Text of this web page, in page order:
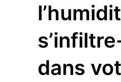
dans